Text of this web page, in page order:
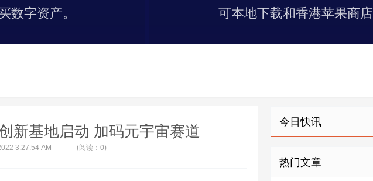
数字资产。
可本地下载和香港苹果商
新基地启动 加码元宇宙赛道
3:27:54 AM (阅读：0)
今日快讯
热门文章